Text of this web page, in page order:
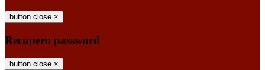
button close ×
Recupero password
button close ×